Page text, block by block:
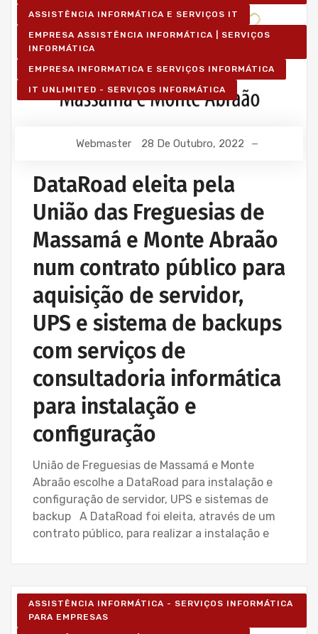
ASSISTÊNCIA INFORMÁTICA E SERVIÇOS IT
EMPRESA ASSISTÊNCIA INFORMÁTICA | SERVIÇOS
INFORMÁTICA
EMPRESA INFORMATICA E SERVIÇOS INFORMÁTICA
IT UNLIMITED - SERVIÇOS INFORMÁTICA
Webmaster 28 De Outubro, 2022
DataRoad eleita pela
União das Freguesias de
Massamá e Monte Abraão
num contrato público para
aquisição de servidor,
UPS e sistema de backups
com serviços de
consultadoria informática
para instalação e
configuração
União de Freguesias de Massamá e Monte
Abraão escolhe a DataRoad para instalação e
configuração de servidor, UPS e sistemas de
backup A DataRoad foi eleita, através de um
contrato público, para realizar a instalação e
ASSISTÊNCIA INFORMÁTICA - SERVIÇOS INFORMÁTICA
PARA EMPRESAS